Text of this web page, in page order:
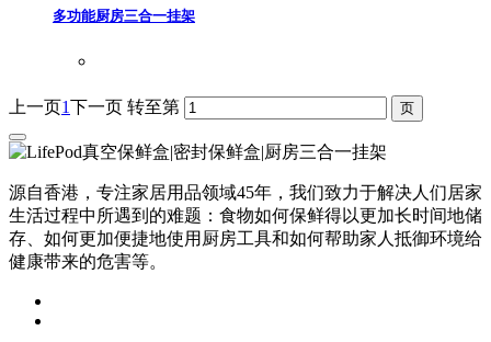
多功能厨房三合一挂架
上一页1下一页 转至第
源自香港，专注家居用品领域45年，我们致力于解决人们居家
生活过程中所遇到的难题：食物如何保鲜得以更加长时间地储
存、如何更加便捷地使用厨房工具和如何帮助家人抵御环境给
健康带来的危害等。